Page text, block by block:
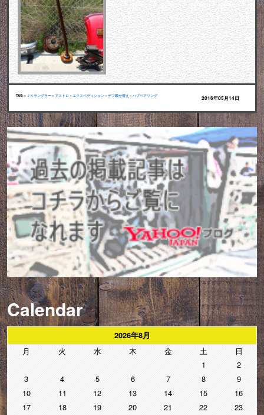
TAG : ＪＫラングラー • アストロ • エクスペディション • デフ載せ替え • ハブベアリング 2016年05月14日
Calendar
2026年8月
月 火 水 木 金 土
日
1
2
3
4 5 6 7 8
9
10
11 12 13 14 15
16
17
18 19 20 21 22
23